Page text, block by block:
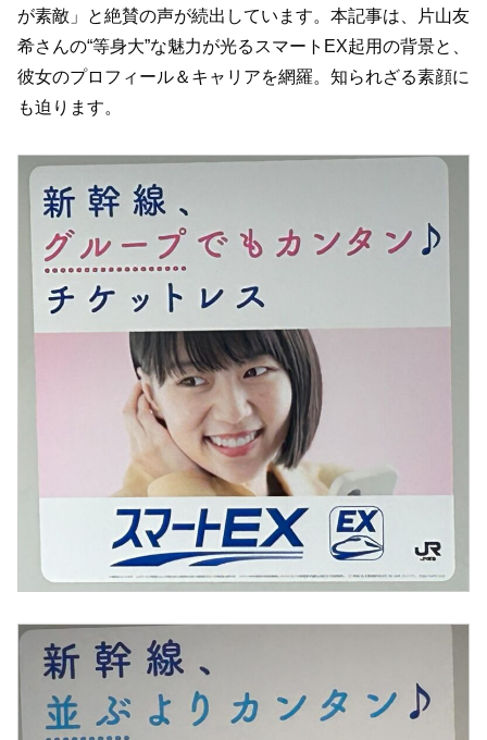
が素敵」と絶賛の声が続出しています。本記事は、片山友
希さんの“等身大”な魅力が光るスマートEX起用の背景と、
彼女のプロフィール＆キャリアを網羅。知られざる素顔に
も迫ります。